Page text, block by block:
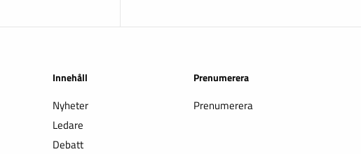
Innehåll
Nyheter
Ledare
Debatt
Prenumerera
Prenumerera